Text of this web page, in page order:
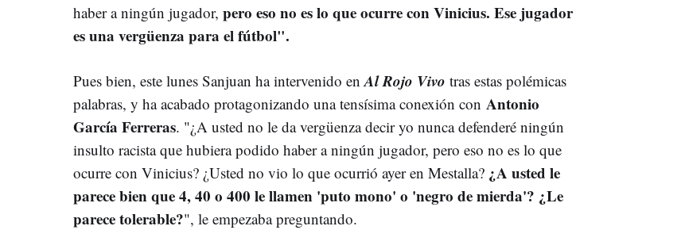
haber a ningún jugador, pero eso no es lo que ocurre con Vinicius. Ese jugador
es una vergüenza para el fútbol".
Pues bien, este lunes Sanjuan ha intervenido en Al Rojo Vivo tras estas polémicas
palabras, y ha acabado protagonizando una tensísima conexión con Antonio
García Ferreras. "¿A usted no le da vergüenza decir yo nunca defenderé ningún
insulto racista que hubiera podido haber a ningún jugador, pero eso no es lo que
ocurre con Vinicius? ¿Usted no vio lo que ocurrió ayer en Mestalla? ¿A usted le
parece bien que 4, 40 o 400 le llamen 'puto mono' o 'negro de mierda'? ¿Le
parece tolerable?", le empezaba preguntando.